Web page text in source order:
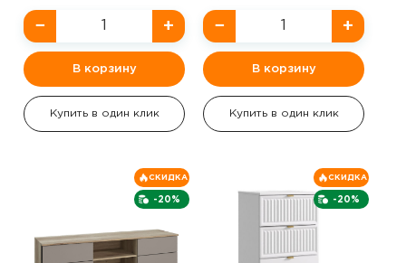
− +
В корзину
Купить в один клик
− +
В корзину
Купить в один клик
-20%
СКИДКА
-20%
СКИДКА